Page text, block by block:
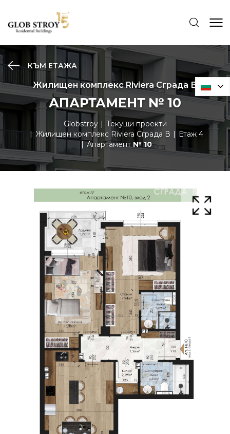
КЪМ ЕТАЖА
Жилищен комплекс Riviera Сграда В
АПАРТАМЕНТ № 10
Globstroy
Текущи проекти
Жилищен комплекс Riviera Сграда В
Етаж 4
Апартамент№ 10